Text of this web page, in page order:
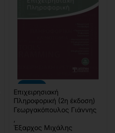
Επιχειρησιακή
Πληροφορική (2η έκδοση)
Γεωργακόπουλος Γιάννης
Έξαρχος Μιχάλης